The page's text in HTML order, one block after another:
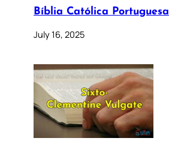
Bíblia Católica Portuguesa
July 16, 2025